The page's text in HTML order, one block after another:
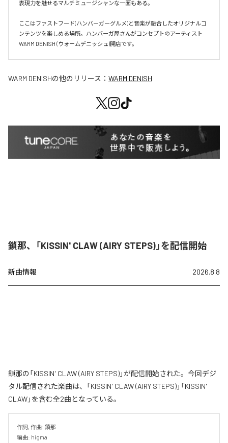
表現力を魅せるマルチミュージシャンな一面もある。
ここはファストフード(ハンバーガーグルメ)と音楽が融合したオリジナルコ
ンテンツを楽しめる場所。ハンバーガ屋さんがコンセプトのアーティスト
WARM DENISH (ウォームデニッシュ)開店です。
WARM DENISHの他のリリース： WARM DENISH
鎖那、「KISSIN' CLAW (AIRY STEPS)」を配信開始
新曲情報 2026.8.8
鎖那の「KISSIN' CLAW (AIRY STEPS)」が配信開始された。今回デジ
タル配信された楽曲は、「KISSIN' CLAW (AIRY STEPS)」「KISSIN'
CLAW」を含む全2曲となっている。
作詞, 作曲: 鎖那
編曲: higma